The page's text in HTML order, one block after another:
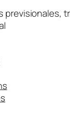
previsionales,